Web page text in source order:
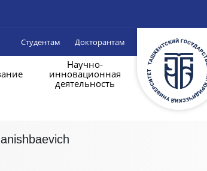
Студентам Докторантам
Научно-
инновационная
деятельность